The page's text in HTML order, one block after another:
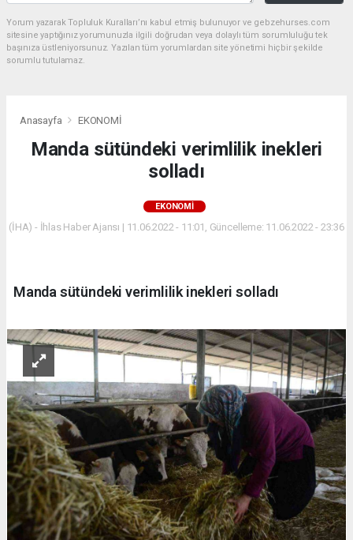
Yorum yazarak Topluluk Kuralları’nı kabul etmiş bulunuyor ve gebzehurses.com
sitesine yaptığınız yorumunuzla ilgili doğrudan veya dolaylı tüm sorumluluğu tek
başınıza üstleniyorsunuz. Yazılan tüm yorumlardan site yönetimi hiçbir şekilde
sorumlu tutulamaz.
Anasayfa EKONOMİ
Manda sütündeki verimlilik inekleri
solladı
EKONOMİ
(İHA) - İhlas Haber Ajansı | 11.06.2022 - 11:01, Güncelleme: 11.06.2022 - 23:36
Manda sütündeki verimlilik inekleri solladı